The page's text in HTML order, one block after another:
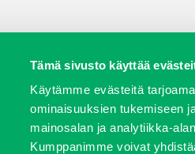
Tämä sivusto käyttää
Käytämme evästeitä
ominaisuuksien tukemiseen
mainosalan ja analytiikka-
Kumppanimme voivat
Kalusteet Huolto ja